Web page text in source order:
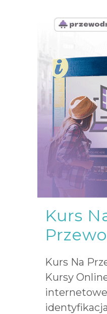
Kurs
Kurs Na
Kursy